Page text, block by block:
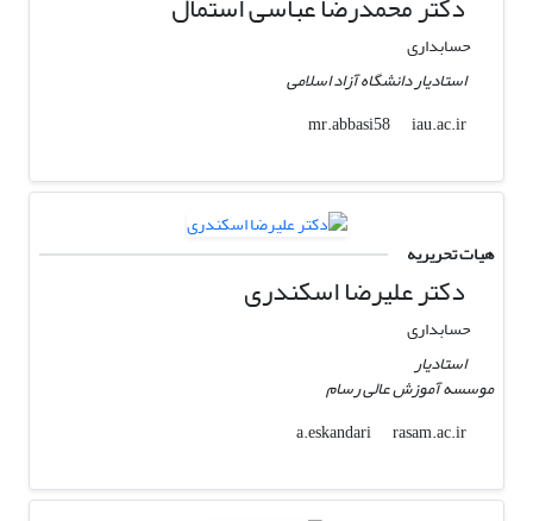
حسابداری
استادیار دانشگاه آزاد اسلامی
mr.abbasi58
iau.ac.ir
هیات تحریریه
دکتر علیرضا اسکندری
حسابداری
استادیار
موسسه آموزش عالی رسام
a.eskandari
rasam.ac.ir